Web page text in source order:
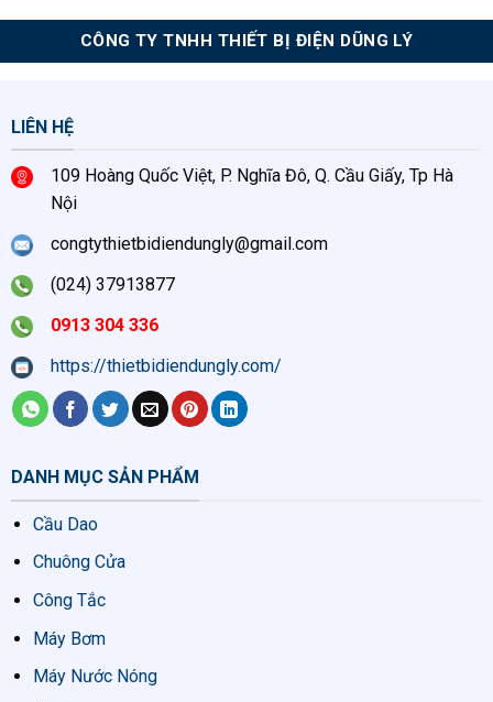
CÔNG TY TNHH THIẾT BỊ ĐIỆN DŨNG LÝ
LIÊN HỆ
109 Hoàng Quốc Việt, P. Nghĩa Đô, Q. Cầu Giấy, Tp Hà
Nội
congtythietbidiendungly@gmail.com
(024) 37913877
0913 304 336
https://thietbidiendungly.com/
DANH MỤC SẢN PHẨM
Cầu Dao
Chuông Cửa
Công Tắc
Máy Bơm
Máy Nước Nóng